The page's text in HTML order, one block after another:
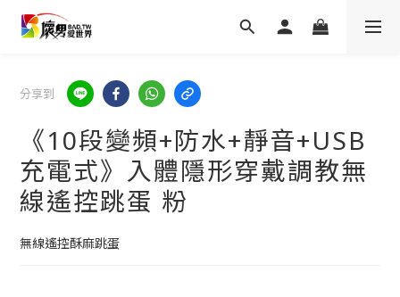
分享到
《10段變頻+防水+靜音+USB
充電式》入體隱形穿戴調教無
線遙控跳蛋 粉
無線遙控酥麻跳蛋